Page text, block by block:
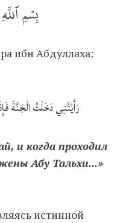
بِسۡمِ
ибн Абдуллаха:
رَأَيْتُنِي دَخَلْتُ الْجَنَّةَ
и когда проходил
Абу Тальхи...»
истинной